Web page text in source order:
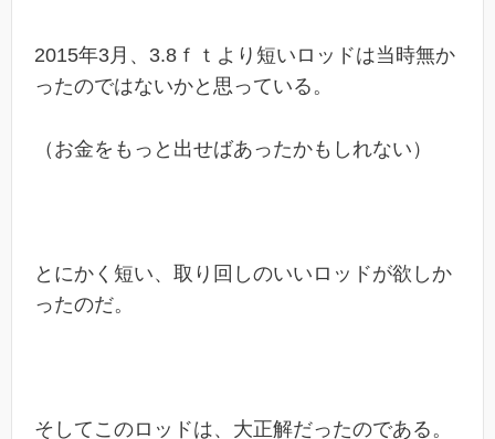
2015年3月、3.8ｆｔより短いロッドは当時無か
ったのではないかと思っている。
（お金をもっと出せばあったかもしれない）
とにかく短い、取り回しのいいロッドが欲しか
ったのだ。
そしてこのロッドは、大正解だったのである。